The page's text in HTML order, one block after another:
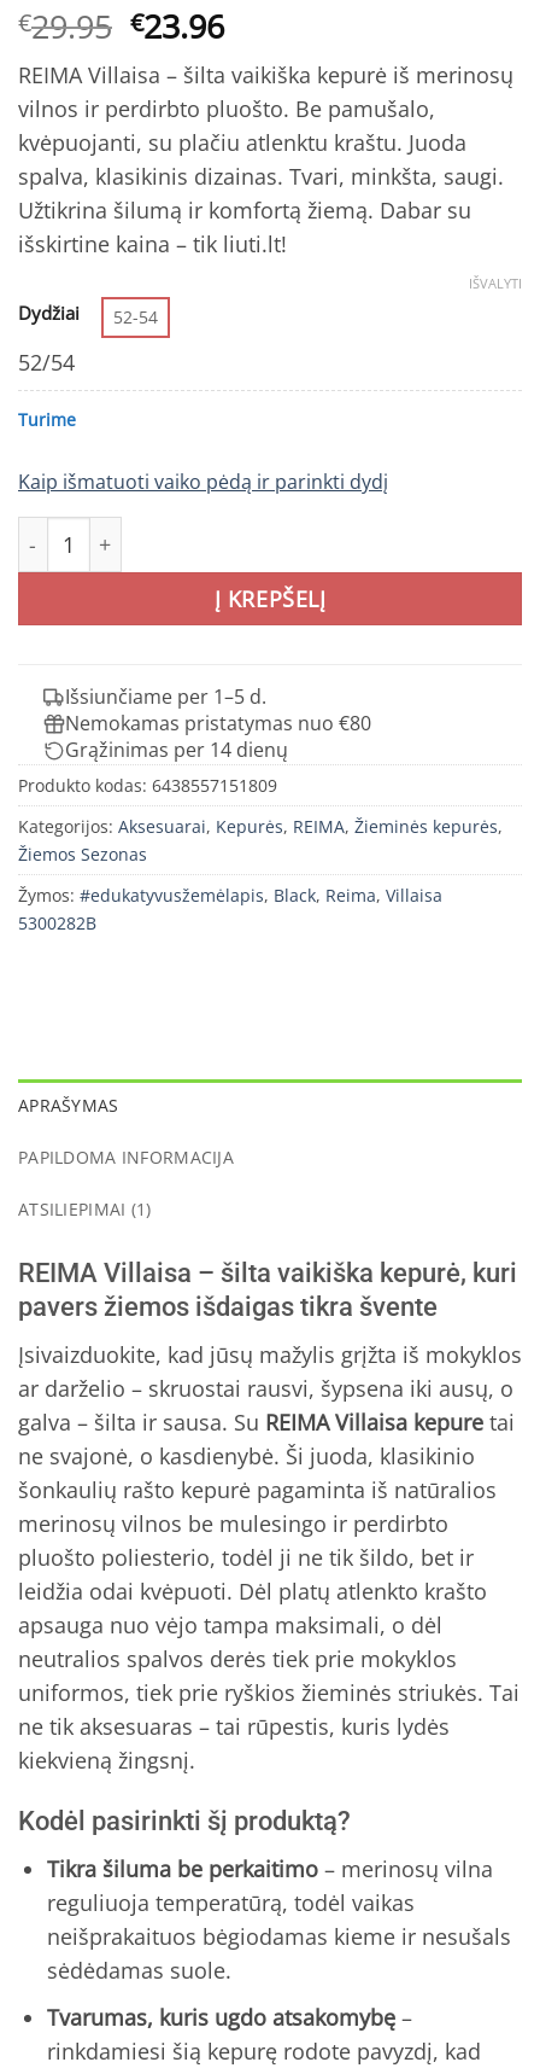
€29.95 Original
price
was:
€29.95.
€23.96Current
price
is:
€23.96.
REIMA Villaisa – šilta vaikiška kepurė iš merinosų
vilnos ir perdirbto pluošto. Be pamušalo,
kvėpuojanti, su plačiu atlenktu kraštu. Juoda
spalva, klasikinis dizainas. Tvari, minkšta, saugi.
Užtikrina šilumą ir komfortą žiemą. Dabar su
išskirtine kaina – tik liuti.lt!
Dydžiai 52-54
IŠVALYTI
52/54
Turime
Kaip išmatuoti vaiko pėdą ir parinkti dydį
produkto kiekis: REIMA Villaisa kepurė vaikams
Į KREPŠELĮ
Išsiunčiame per 1–5 d.
Nemokamas pristatymas nuo €80
Grąžinimas per 14 dienų
Produkto kodas: 6438557151809
Kategorijos: Aksesuarai, Kepurės, REIMA, Žieminės kepurės,
Žiemos Sezonas
Žymos: #edukatyvusžemėlapis, Black, Reima, Villaisa
5300282B
APRAŠYMAS
PAPILDOMA INFORMACIJA
ATSILIEPIMAI (1)
REIMA Villaisa – šilta vaikiška kepurė, kuri
pavers žiemos išdaigas tikra švente
Įsivaizduokite, kad jūsų mažylis grįžta iš mokyklos
ar darželio – skruostai rausvi, šypsena iki ausų, o
galva – šilta ir sausa. Su REIMA Villaisa kepure tai
ne svajonė, o kasdienybė. Ši juoda, klasikinio
šonkaulių rašto kepurė pagaminta iš natūralios
merinosų vilnos be mulesingo ir perdirbto
pluošto poliesterio, todėl ji ne tik šildo, bet ir
leidžia odai kvėpuoti. Dėl platų atlenkto krašto
apsauga nuo vėjo tampa maksimali, o dėl
neutralios spalvos derės tiek prie mokyklos
uniformos, tiek prie ryškios žieminės striukės. Tai
ne tik aksesuaras – tai rūpestis, kuris lydės
kiekvieną žingsnį.
Kodėl pasirinkti šį produktą?
Tikra šiluma be perkaitimo– merinosų vilna
reguliuoja temperatūrą, todėl vaikas
neišprakaituos bėgiodamas kieme ir nesušals
sėdėdamas suole.
Tvarumas, kuris ugdo atsakomybę–
rinkdamiesi šią kepurę rodote pavyzdį, kad